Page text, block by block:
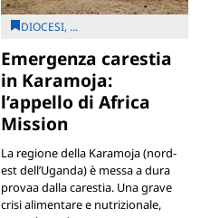
DIOCESI, ...
Emergenza carestia
in Karamoja:
l’appello di Africa
Mission
La regione della Karamoja (nord-
est dell’Uganda) è messa a dura
provaa dalla carestia. Una grave
crisi alimentare e nutrizionale,